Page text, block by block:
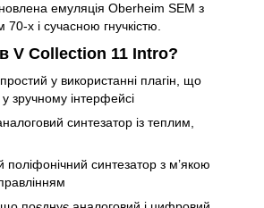
емуляція Oberheim SEM з
х і сучасною гнучкістю.
V Collection 11 Intro?
у використанні плагін, що
у зручному інтерфейсі
синтезатор із теплим,
синтезатор з м’якою